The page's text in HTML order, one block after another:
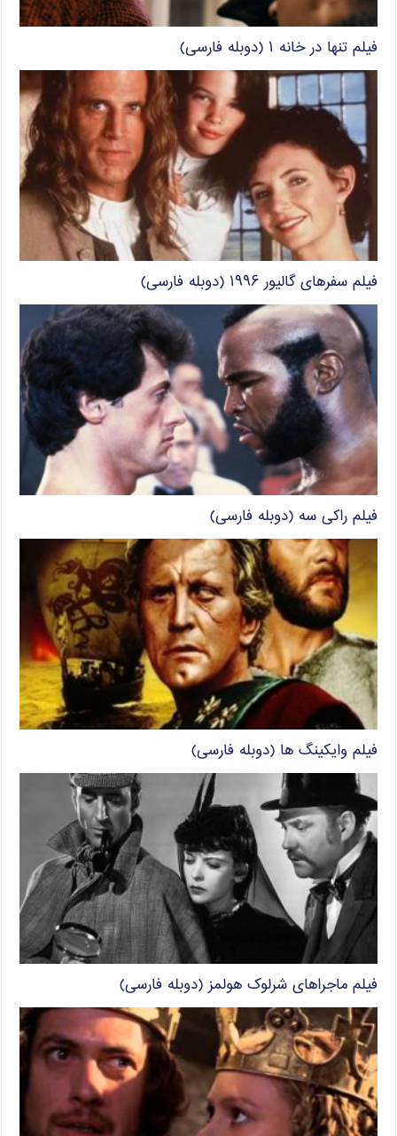
فیلم تنها در خانه ۱ (دوبله فارسی)
فیلم سفرهای گالیور ۱۹۹۶ (دوبله فارسی)
فیلم راکی سه (دوبله فارسی)
فیلم وایکینگ ها (دوبله فارسی)
فیلم ماجراهای شرلوک هولمز (دوبله فارسی)